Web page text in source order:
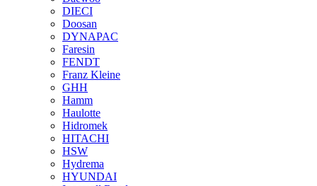
DIECI
Doosan
DYNAPAC
Faresin
FENDT
Franz Kleine
GHH
Hamm
Haulotte
Hidromek
HITACHI
HSW
Hydrema
HYUNDAI